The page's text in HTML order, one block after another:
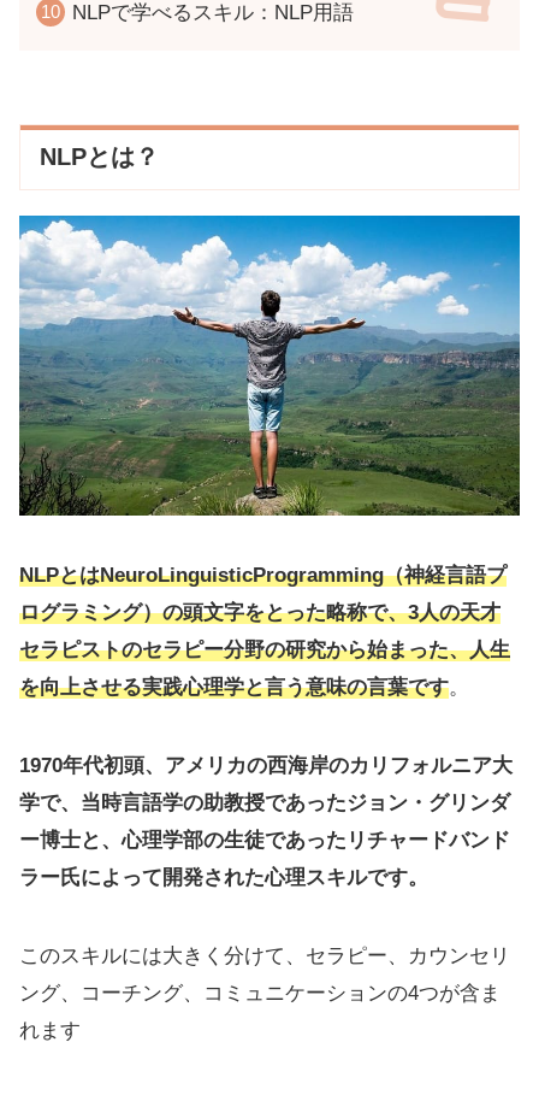
NLPで学べるスキル：NLP用語
NLPとは？
NLPとはNeuroLinguisticProgramming（神経言語プ
ログラミング）の頭文字をとった略称で、3人の天才
セラピストのセラピー分野の研究から始まった、人生
を向上させる実践心理学と言う意味の言葉です。
1970年代初頭、アメリカの西海岸のカリフォルニア大
学で、当時言語学の助教授であったジョン・グリンダ
ー博士と、心理学部の生徒であったリチャードバンド
ラー氏によって開発された心理スキルです。
このスキルには大きく分けて、セラピー、カウンセリ
ング、コーチング、コミュニケーションの4つが含ま
れます